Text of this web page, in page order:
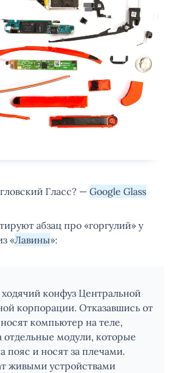
Гласс? — Google Glass
абзац про «горгулий» у
«Лавины»:
конфуз Центральной
корпорации. Отказавшись от
компьютер на теле,
отдельные модули, которые
пояс и носят за плечами.
живыми устройствами